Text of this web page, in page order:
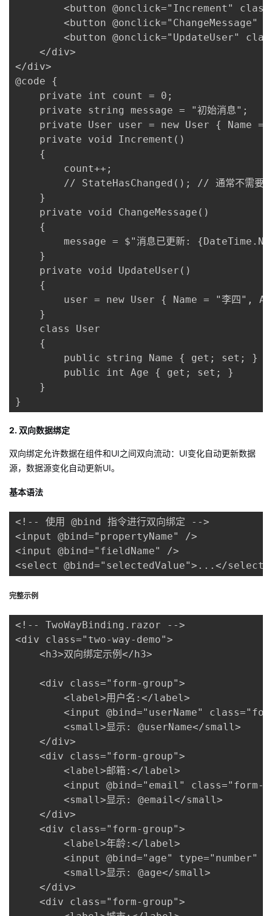
程
认
的
我
<button @onclick="Increment"
<button @onclick="ChangeMessage"
<button @onclick="UpdateUser"
    </div>
</div>
@code {
    private int count = 0;
    private string message = "初始消息";
private User user = new User { Name =
    private void Increment()
    {
        count++;
// StateHasChanged(); // 通常不需要手
    }
    private void ChangeMessage()
    {
message = $"消息已更新:
    }
    private void UpdateUser()
    {
user = new User { Name = "李四",
    }
    class User
    {
public string Name { get; set; }
        public int Age { get; set; }
    }
}
2. 双向数据绑定
双向绑定允许数据在组件和UI之间双向流动：UI变化自动更新数据
源，数据源变化自动更新UI。
基本语法
<!-- 使用 @bind 指令进行双向绑定 -->
<input @bind="propertyName" />
<input @bind="fieldName" />
<select @bind="selectedValue">...</select>
完整示例
<!-- TwoWayBinding.razor -->
<div class="two-way-demo">
    <h3>双向绑定示例</h3>
    <div class="form-group">
        <label>用户名:</label>
<input @bind="userName"
        <small>显示: @userName</small>
    </div>
    <div class="form-group">
        <label>邮箱:</label>
<input @bind="email" class="form-
        <small>显示: @email</small>
    </div>
    <div class="form-group">
        <label>年龄:</label>
<input @bind="age" type="number"
        <small>显示: @age</small>
    </div>
    <div class="form-group">